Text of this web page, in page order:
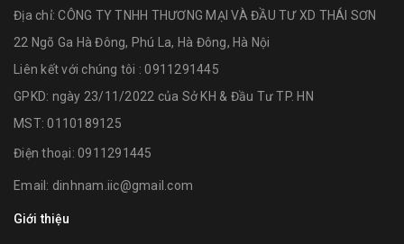
Địa chỉ:CÔNG TY TNHH THƯƠNG MẠI VÀ ĐẦU TƯ XD THÁI SƠN
22 Ngõ Ga Hà Đông, Phú La, Hà Đông, Hà Nội
Liên kết với chúng tôi : 0911291445
GPKD: ngày 23/11/2022 của Sở KH & Đầu Tư TP. HN
MST: 0110189125
Điện thoại: 0911291445
Email: dinhnam.iic@gmail.com
Giới thiệu